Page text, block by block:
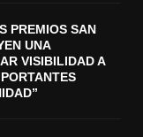
PREMIOS SAN
UNA
VISIBILIDAD A